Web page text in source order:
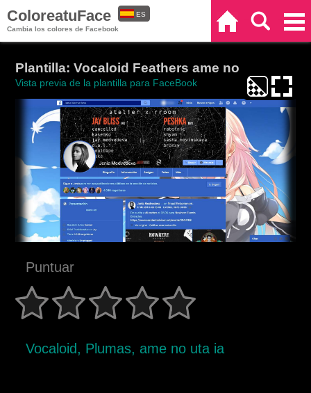
ColoreatuFace
Cambia los colores de Facebook
ES
Plantilla: Vocaloid Feathers ame no
Vista previa de la plantilla para FaceBook
Puntuar
Vocaloid, Plumas, ame no uta ia